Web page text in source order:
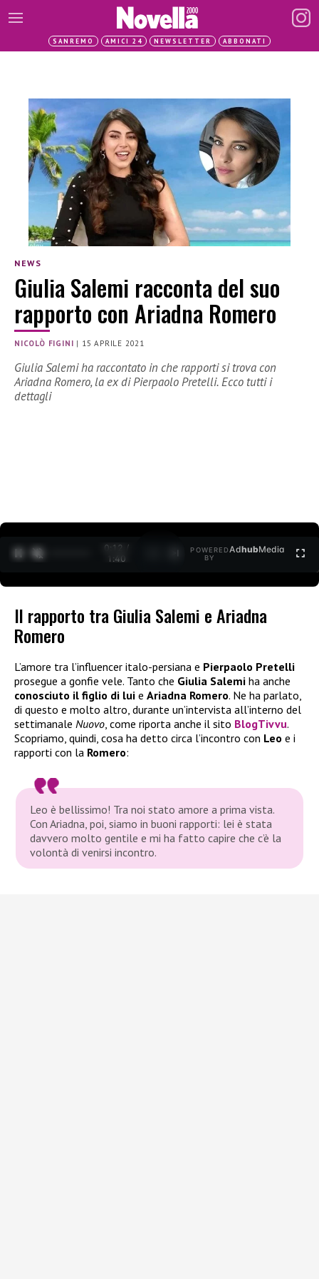
SANREMO AMICI 24 NEWSLETTER ABBONATI
NEWS
Giulia Salemi racconta del suo
rapporto con Ariadna Romero
NICOLÒ FIGINI | 15 APRILE 2021
Giulia Salemi ha raccontato in che rapporti si trova con
Ariadna Romero, la ex di Pierpaolo Pretelli. Ecco tutti i
dettagli
0:12 /
1:40
POWERED
BY
AdhubMedia
Il rapporto tra Giulia Salemi e Ariadna
Romero
L’amore tra l’influencer italo-persiana e Pierpaolo Pretelli
prosegue a gonfie vele. Tanto che Giulia Salemi ha anche
conosciuto il figlio di lui e Ariadna Romero. Ne ha parlato,
di questo e molto altro, durante un’intervista all’interno del
settimanale Nuovo, come riporta anche il sito BlogTivvu.
Scopriamo, quindi, cosa ha detto circa l’incontro con Leo e i
rapporti con la Romero:
Leo è bellissimo! Tra noi stato amore a prima vista.
Con Ariadna, poi, siamo in buoni rapporti: lei è stata
davvero molto gentile e mi ha fatto capire che c’è la
volontà di venirsi incontro.